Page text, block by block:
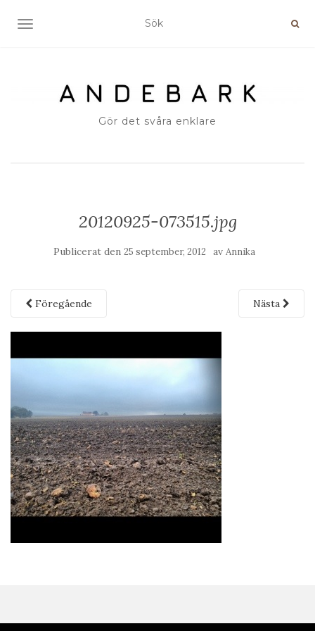
SLÅ PÅ/AV NAVIGERING
Gör det svåra enklare
20120925-073515.jpg
Publicerat den 25 september, 2012 av Annika
Föregående Nästa